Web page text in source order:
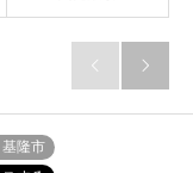
 
隆市